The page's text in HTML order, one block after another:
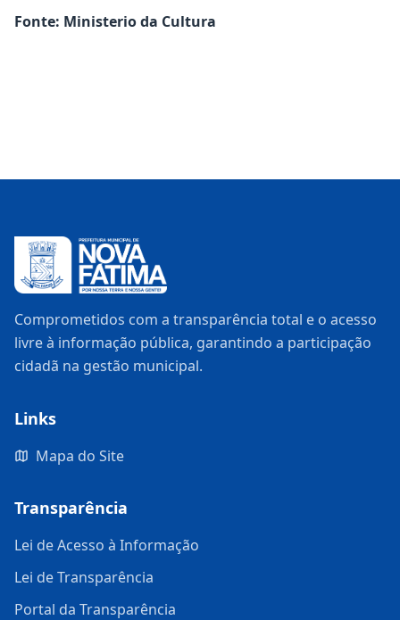
Fonte: Ministerio da Cultura
Comprometidos com a transparência total e o acesso
livre à informação pública, garantindo a participação
cidadã na gestão municipal.
Links
Mapa do Site
Transparência
Lei de Acesso à Informação
Lei de Transparência
Portal da Transparência